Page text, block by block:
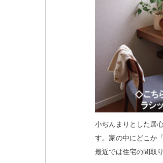
小ぢんまりとした居
す。家の中にどこか
最近では住宅の間取